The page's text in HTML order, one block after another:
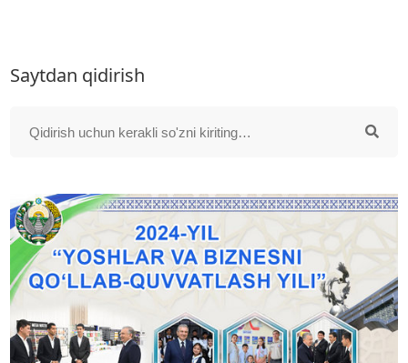
Saytdan qidirish